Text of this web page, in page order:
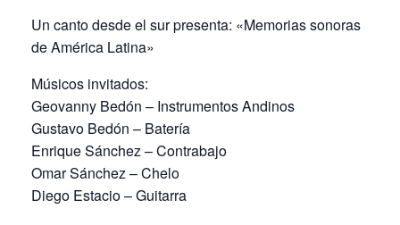
Un canto desde el sur presenta: «Memorias sonoras
de América Latina»
Músicos invitados:
Geovanny Bedón – Instrumentos Andinos
Gustavo Bedón – Batería
Enrique Sánchez – Contrabajo
Omar Sánchez – Chelo
Diego Estacio – Guitarra